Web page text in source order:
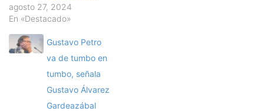
agosto 27, 2024
En «Destacado»
Gustavo Petro
va de tumbo en
tumbo, señala
Gustavo Álvarez
Gardeazábal